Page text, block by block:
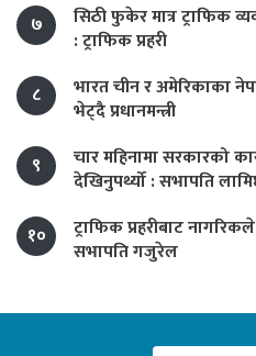
७
सिठी फुकेर मात्र ट्राफिक
: ट्राफिक प्रहरी
८
भारत चीन र अमेरिकाका
भेट्दै प्रधानमन्त्री
९
चार महिनामा सरकारको
देखिनुपर्थ्यो : सभापति
१०
ट्राफिक प्रहरीबाट
सभापति गजुरेल